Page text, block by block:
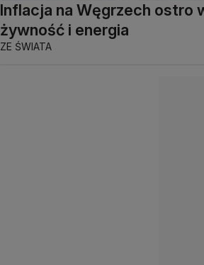
Inflacja na Węgrzech ostro
żywność i energia
ZE ŚWIATA